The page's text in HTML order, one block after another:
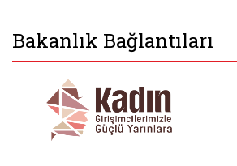
Bakanlık Bağlantıları